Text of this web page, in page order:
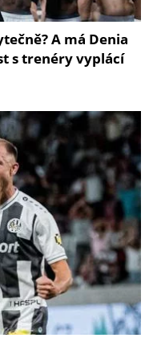
A má Denia
s trenéry vyplácí